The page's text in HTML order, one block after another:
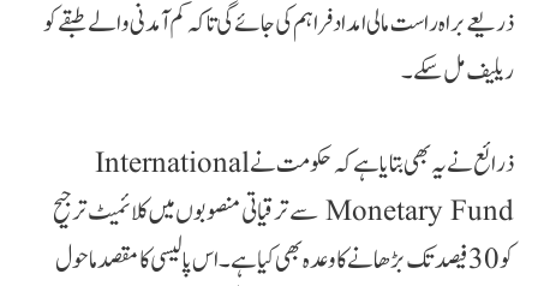
ذریعے براہ راست مالی امداد فراہم کی جائے گی تاکہ کم آمدنی والے طبقے کو
ریلیف مل سکے۔
‫ذرائع نے یہ بھی بتایا ہے کہ حکومت نے International
Monetary Fund سے ترقیاتی منصوبوں میں کلائمیٹ ترجیح
کو 30 فیصد تک بڑھانے کا وعدہ بھی کیا ہے۔ اس پالیسی کا مقصد ماحول